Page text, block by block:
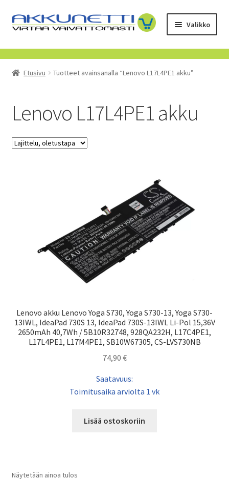
Siirry
navigointiin
Siirry
sisältöön
Valikko
Kauppa
Tietoa meistä
Etusivu Tuotteet avainsanalla “Lenovo L17L4PE1 akku”
Lenovo L17L4PE1 akku
Lenovo akku Lenovo Yoga S730, Yoga S730-13, Yoga S730-
13IWL, IdeaPad 730S 13, IdeaPad 730S-13IWL Li-Pol 15,36V
2650mAh 40,7Wh / 5B10R32748, 928QA232H, L17C4PE1,
L17L4PE1, L17M4PE1, SB10W67305, CS-LVS730NB
74,90 €
Saatavuus:
Toimitusaika arviolta 1 vk
Lisää ostoskoriin
Näytetään ainoa tulos